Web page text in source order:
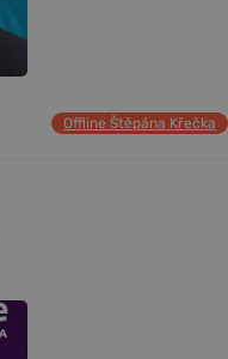
Offline Štěpána Křečka